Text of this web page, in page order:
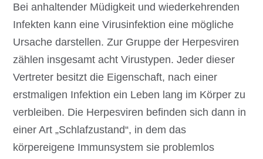
Bei anhaltender Müdigkeit und wiederkehrenden
Infekten kann eine Virusinfektion eine mögliche
Ursache darstellen. Zur Gruppe der Herpesviren
zählen insgesamt acht Virustypen. Jeder dieser
Vertreter besitzt die Eigenschaft, nach einer
erstmaligen Infektion ein Leben lang im Körper zu
verbleiben. Die Herpesviren befinden sich dann in
einer Art „Schlafzustand“, in dem das
körpereigene Immunsystem sie problemlos